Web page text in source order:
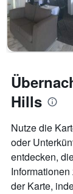
Hills
Nutze die
oder
entdecken,
der Karte,